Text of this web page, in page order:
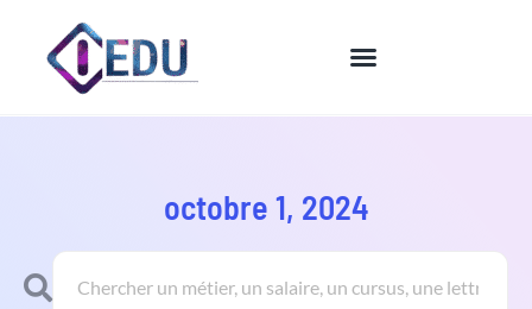
contenu
octobre 1, 2024
Rechercher
Rechercher